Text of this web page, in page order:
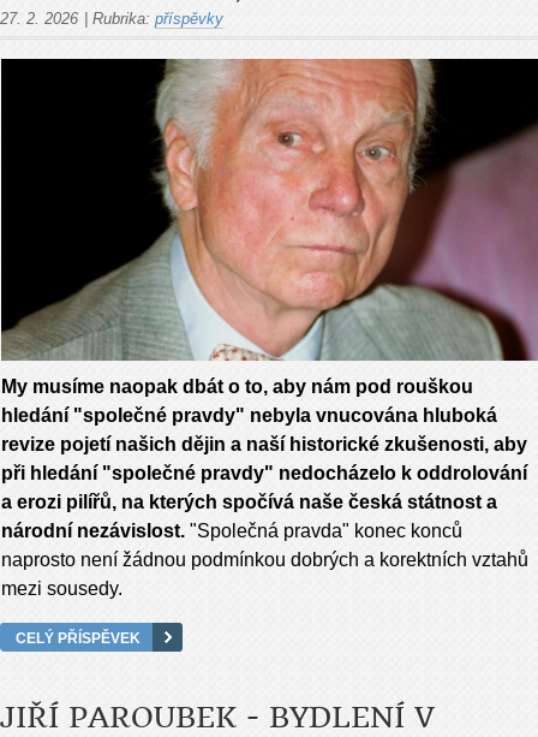
27. 2. 2026 Rubrika: příspěvky
My musíme naopak dbáto to, aby nám pod rouškou
hledání "společné pravdy" nebyla vnuco­vána hluboká
revize pojetí našich dějin a naší histo­rické zkušenosti, aby
při hledání "společné pravdy" nedocházelo k oddrolování
a erozi pilířů, na kterých spočívá naše česká státnost a
národní nezávislost. "Společná pravda" konec konců
naprosto není žádnou podmínkou dobrých a korektních vztahů
mezi sou­sedy.
CELÝ PŘÍSPĚVEK
JIŘÍ PAROUBEK - BYDLENÍ V